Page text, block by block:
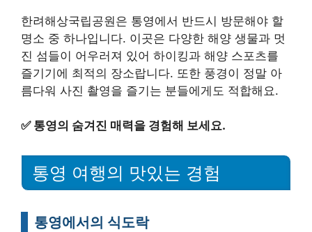
한려해상국립공원은 통영에서 반드시 방문해야 할
명소 중 하나입니다. 이곳은 다양한 해양 생물과 멋
진 섬들이 어우러져 있어 하이킹과 해양 스포츠를
즐기기에 최적의 장소랍니다. 또한 풍경이 정말 아
름다워 사진 촬영을 즐기는 분들에게도 적합해요.
✅ 통영의 숨겨진 매력을 경험해 보세요.
통영 여행의 맛있는 경험
통영에서의 식도락